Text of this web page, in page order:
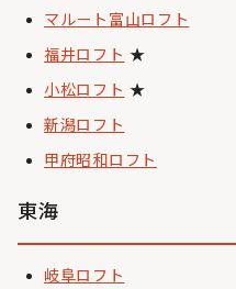
マルート富山ロフト
福井ロフト ★
小松ロフト ★
新潟ロフト
甲府昭和ロフト
東海
岐阜ロフト